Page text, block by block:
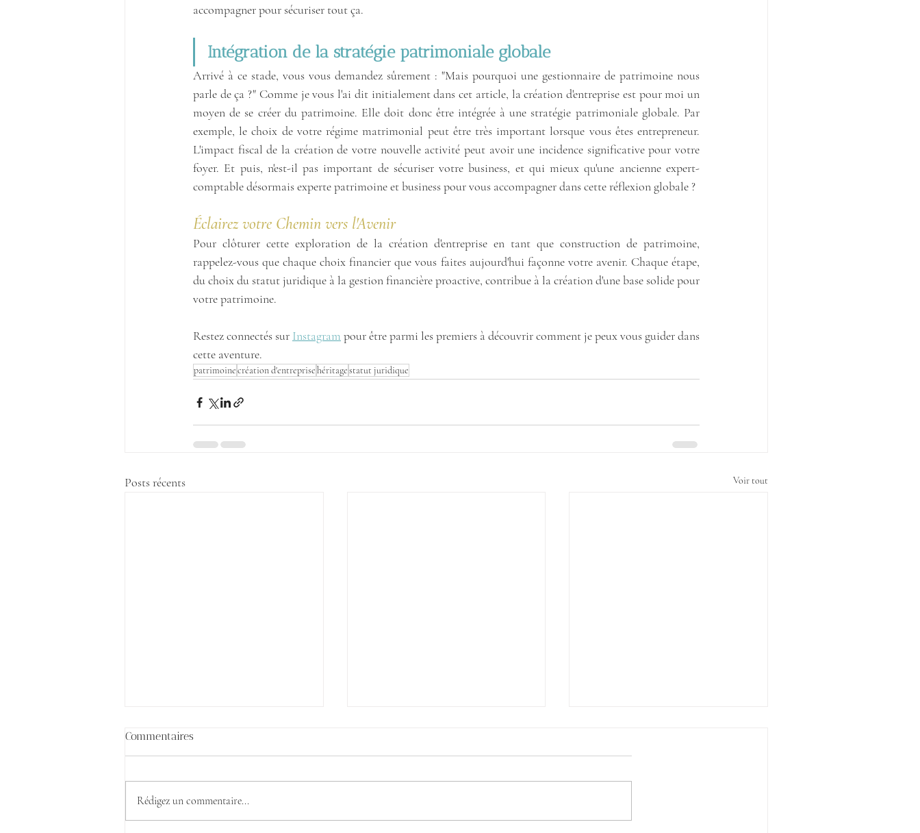
accompagner pour sécuriser tout ça.
Intégration de la stratégie patrimoniale globale
Arrivé à ce stade, vous vous demandez sûrement : "Mais pourquoi une gestionnaire de patrimoine nous
parle de ça ?" Comme je vous l'ai dit initialement dans cet article, la création d'entreprise est pour moi un
moyen de se créer du patrimoine. Elle doit donc être intégrée à une stratégie patrimoniale globale. Par
exemple, le choix de votre régime matrimonial peut être très important lorsque vous êtes entrepreneur.
L'impact fiscal de la création de votre nouvelle activité peut avoir une incidence significative pour votre
foyer. Et puis, n'est-il pas important de sécuriser votre business, et qui mieux qu'une ancienne expert-
comptable désormais experte patrimoine et business pour vous accompagner dans cette réflexion globale ?
Éclairez votre Chemin vers l'Avenir
Pour clôturer cette exploration de la création d'entreprise en tant que construction de patrimoine,
rappelez-vous que chaque choix financier que vous faites aujourd'hui façonne votre avenir. Chaque étape,
du choix du statut juridique à la gestion financière proactive, contribue à la création d'une base solide pour
votre patrimoine.
Restez connectés sur Instagram pour être parmi les premiers à découvrir comment je peux vous guider dans
cette aventure.
patrimoinecréation d'entreprisehéritagestatut juridique
Posts récents Voir tout
Commentaires
Rédigez un commentaire...